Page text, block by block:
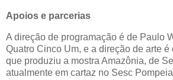
Apoios e parcerias
A direção de programação é de Paulo
Quatro Cinco Um, e a direção de arte é
que produziu a mostra Amazônia, de
atualmente em cartaz no Sesc